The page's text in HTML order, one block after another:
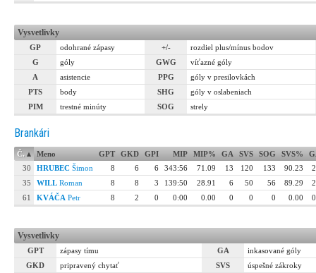
Vysvetlivky
GP odohrané zápasy +/-
rozdiel plus/mínus bodov
G
góly GWG
víťazné góly
A
asistencie PPG
góly v presilovkách
PTS
body SHG
góly v oslabeniach
PIM
trestné minúty SOG strely
Brankári
Č. ▴ Meno GPT GKD GPI MIP MIP% GA SVS SOG SVS%
30
HRUBEC Šimon 8 6 6 343:56 71.09 13 120 133 90.23
35
WILL Roman 8 8 3 139:50 28.91 6 50 56 89.29
61
KVÁČA Petr 8 2 0 0:00 0.00 0 0 0 0.00
Vysvetlivky
GPT zápasy tímu GA
inkasované góly
GKD
pripravený chytať SVS úspešné zákroky